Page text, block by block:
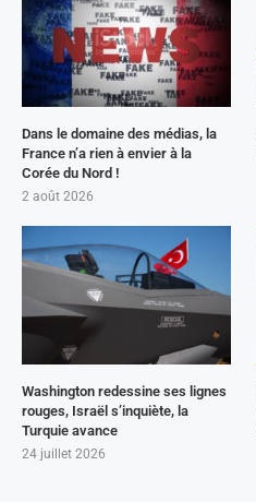
Dans le domaine des médias, la
France n’a rien à envier à la
Corée du Nord !
2 août 2026
Washington redessine ses lignes
rouges, Israël s’inquiète, la
Turquie avance
24 juillet 2026